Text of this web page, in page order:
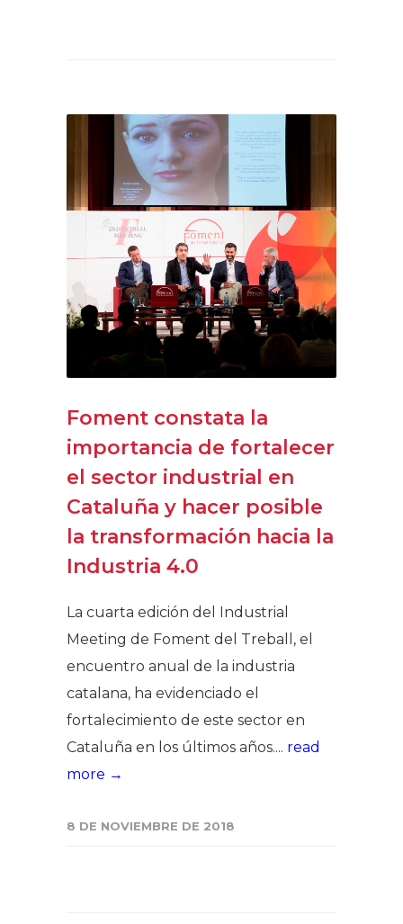
Foment constata la
importancia de fortalecer
el sector industrial en
Cataluña y hacer posible
la transformación hacia la
Industria 4.0
La cuarta edición del Industrial
Meeting de Foment del Treball, el
encuentro anual de la industria
catalana, ha evidenciado el
fortalecimiento de este sector en
Cataluña en los últimos años.... read
more →
8 DE NOVIEMBRE DE 2018